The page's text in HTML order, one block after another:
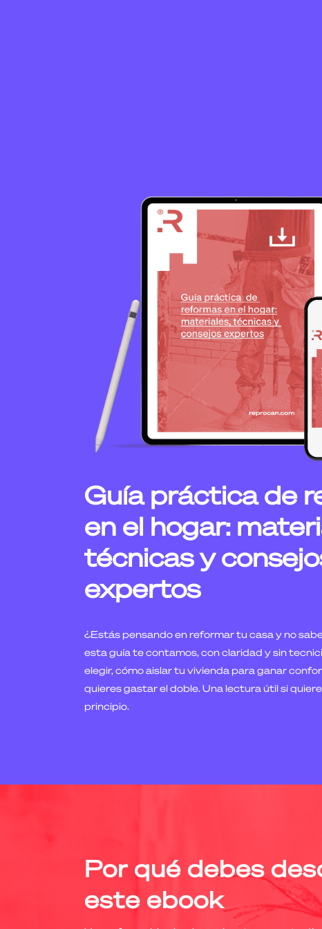
Guía práctica de
en el hogar:
técnicas y
expertos
¿Estás pensando en reformar tu casa y no
esta guía te contamos, con claridad y sin
elegir, cómo aislar tu vivienda para ganar
quieres gastar el doble. Una lectura útil si
principio.
Por qué debes
este ebook